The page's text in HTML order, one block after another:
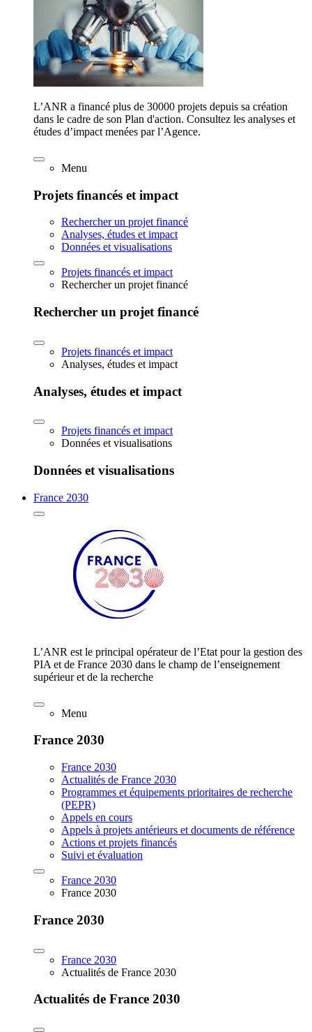
L’ANR a financé plus de 30000 projets depuis sa création
dans le cadre de son Plan d'action. Consultez les analyses et
études d’impact menées par l’Agence.
Menu
Projets financés et impact
Rechercher un projet financé
Analyses, études et impact
Données et visualisations
Projets financés et impact
Rechercher un projet financé
Rechercher un projet financé
Projets financés et impact
Analyses, études et impact
Analyses, études et impact
Projets financés et impact
Données et visualisations
Données et visualisations
France 2030
L’ANR est le principal opérateur de l’Etat pour la gestion des
PIA et de France 2030 dans le champ de l’enseignement
supérieur et de la recherche
Menu
France 2030
France 2030
Actualités de France 2030
Programmes et équipements prioritaires de recherche
(PEPR)
Appels en cours
Appels à projets antérieurs et documents de référence
Actions et projets financés
Suivi et évaluation
France 2030
France 2030
France 2030
France 2030
Actualités de France 2030
Actualités de France 2030